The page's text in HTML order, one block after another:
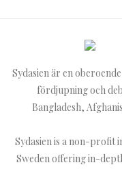
Sydasien är en
fördjupning och
Bangladesh,
Sydasien is a non-profit
Sweden offering in-